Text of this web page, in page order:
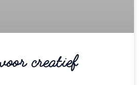
creatief